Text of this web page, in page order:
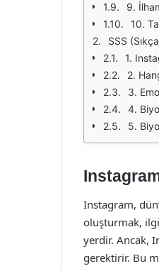
9.
10.
SSS
1.
2.
3.
4.
5.
Instagram,
oluşturmak, ilgi
yerdir. Ancak,
gerektirir. Bu